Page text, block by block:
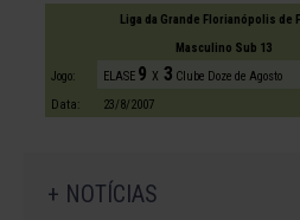
Liga da Grande Florianópolis de
Masculino Sub 13
Jogo:
ELASE 9X 3 Clube Doze de Agosto
Data:
23/8/2007
+ NOTÍCIAS